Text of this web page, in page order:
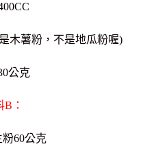
木薯粉，不是地瓜粉喔)
公克
B：
60公克